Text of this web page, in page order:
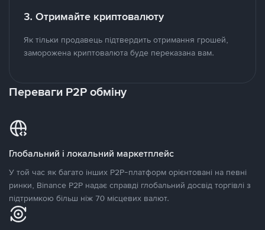
3. Отримайте криптовалюту
Як тільки продавець підтвердить отримання грошей,
заморожена криптовалюта буде переказана вам.
Переваги P2P обміну
Глобальний і локальний маркетплейс
У той час як багато інших P2P-платформ орієнтовані на певні
ринки, Binance P2P надає справді глобальний досвід торгівлі з
підтримкою більш ніж 70 місцевих валют.